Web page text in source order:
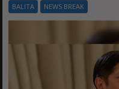
BALITA NEWS BREAK